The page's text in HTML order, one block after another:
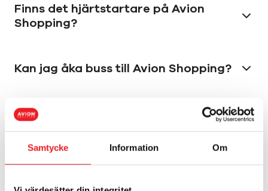
Samtycke Information Om
Finns det hjärtstartare på Avion
Shopping?
Kan jag åka buss till Avion Shopping?
Är Avion Shopping tillgängligt?
Service
Vilka butiker har Click & Collect?